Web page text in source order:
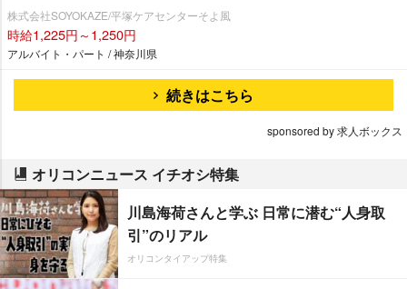
株式会社SOYOKAZE/平塚ケアセンターそよ風
時給1,225円～1,250円
アルバイト・パート / 神奈川県
続きはこちら
sponsored by 求人ボックス
オリコンニュース イチオシ特集
川島海荷さんと学ぶ 日常に潜む“人身取
引”のリアル
オリコンタイアップ特集